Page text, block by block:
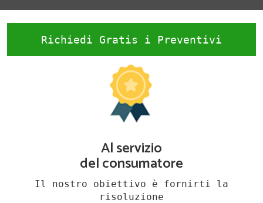
Richiedi Gratis i Preventivi
Al servizio
del consumatore
Il nostro obiettivo è fornirti la
risoluzione